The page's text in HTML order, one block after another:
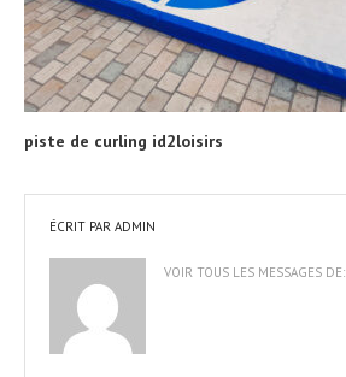
piste de curling id2loisirs
ÉCRIT PAR ADMIN
VOIR TOUS LES MESSAGES DE: